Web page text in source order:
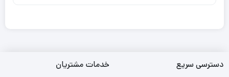
دسترسی سریع خدمات مشتریان